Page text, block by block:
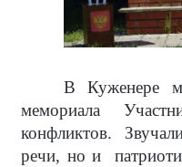
В Куженере
мемориала
конфликтов.
речи, но и